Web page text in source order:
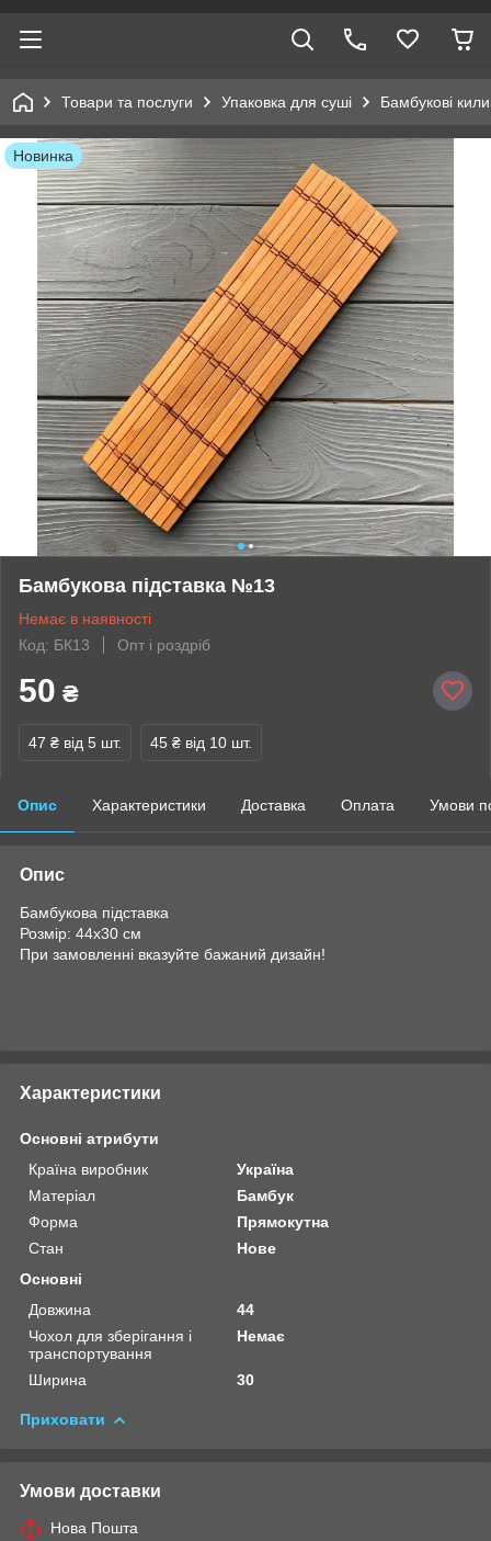
Товари та послуги Упаковка для суші Бамбукові
Новинка
Бамбукова підставка №13
Немає в наявності
Код: БК13
Опт і роздріб
50 ₴
47 ₴ від 5 шт. 45 ₴ від 10 шт.
Опис Характеристики Доставка Оплата Умови
Опис
Бамбукова підставка
Розмір: 44х30 см
При замовленні вказуйте бажаний дизайн!
Характеристики
Основні атрибути
Країна виробник
Україна
Матеріал
Бамбук
Форма
Прямокутна
Стан
Нове
Основні
Довжина
44
Чохол для зберігання і
транспортування
Немає
Ширина 30
Приховати
Умови доставки
Нова Пошта